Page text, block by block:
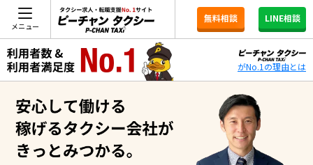
メニュー
無料相談 LINE相談
がNo.1の理由とは